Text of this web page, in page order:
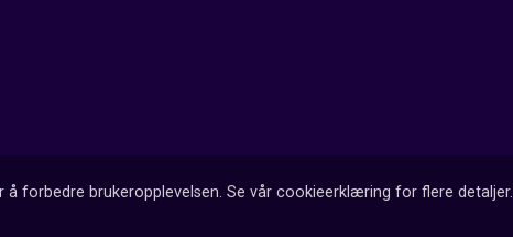
forbedre brukeropplevelsen. Se vår cookieerklæring for flere detaljer.